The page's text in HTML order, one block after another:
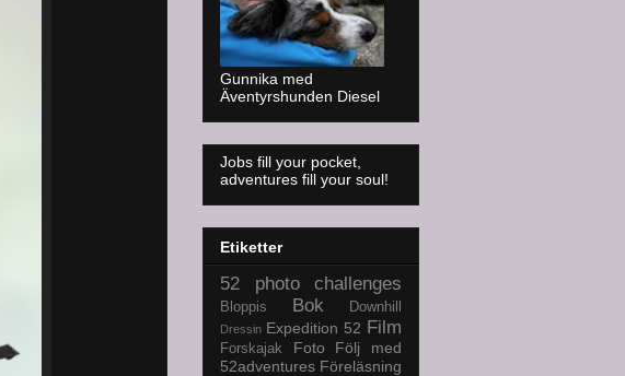
Gunnika med
Äventyrshunden Diesel
Jobs fill your pocket,
adventures fill your soul!
Etiketter
52 photo challenges
Bloppis Bok Downhill
Dressin Expedition 52 Film
Forskajak Foto
Följ med
52adventures Föreläsning